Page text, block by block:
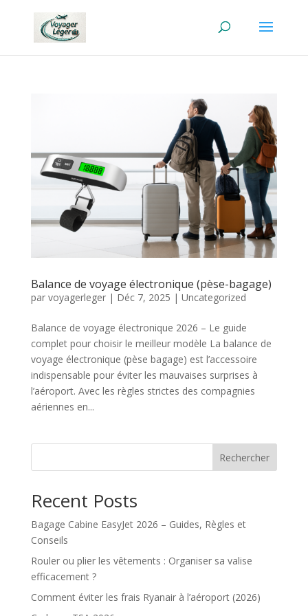
Balance de voyage électronique (pèse-bagage)
par voyagerleger| Déc 7, 2025 | Uncategorized
Balance de voyage électronique 2026 – Le guide
complet pour choisir le meilleur modèle La balance de
voyage électronique (pèse bagage) est l’accessoire
indispensable pour éviter les mauvaises surprises à
l’aéroport. Avec les règles strictes des compagnies
aériennes en...
Rechercher
Recent Posts
Bagage Cabine EasyJet 2026 – Guides, Règles et
Conseils
Rouler ou plier les vêtements : Organiser sa valise
efficacement ?
Comment éviter les frais Ryanair à l’aéroport (2026)